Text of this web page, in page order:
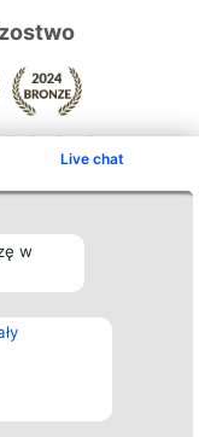
Live chat
w
więcej >>
Kontakt